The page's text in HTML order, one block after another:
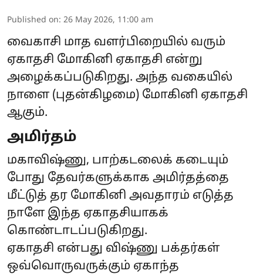
Published on: 26 May 2026, 11:00 am
வைகாசி மாத வளர்பிறையில் வரும்
ஏகாதசி மோகினி ஏகாதசி என்று
அழைக்கப்படுகிறது. அந்த வகையில்
நாளை (புதன்கிழமை) மோகினி ஏகாதசி
ஆகும்.
அமிர்தம்
மகாவிஷ்ணு, பாற்கடலைக் கடையும்
போது தேவர்களுக்காக அமிர்தத்தை
மீட்டுத் தர மோகினி அவதாரம் எடுத்த
நாளே இந்த ஏகாதசியாகக்
கொண்டாடப்படுகிறது.
ஏகாதசி என்பது விஷ்ணு பக்தர்கள்
ஒவ்வொருவருக்கும் ஏகாந்த